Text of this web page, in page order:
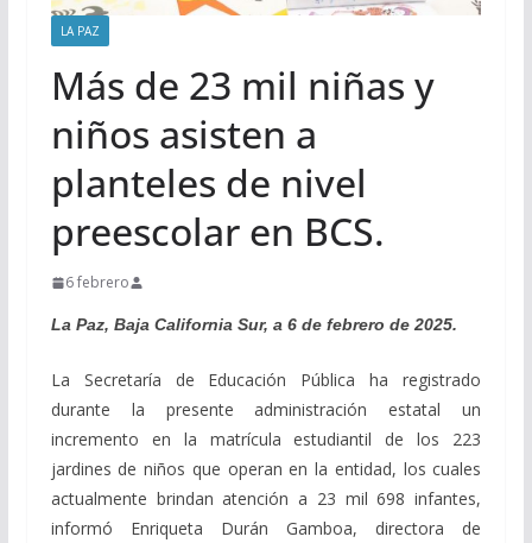
LA PAZ
Más de 23 mil niñas y
niños asisten a
planteles de nivel
preescolar en BCS.
6 febrero
La Paz, Baja California Sur, a 6 de febrero de 2025.
La Secretaría de Educación Pública ha registrado
durante la presente administración estatal un
incremento en la matrícula estudiantil de los 223
jardines de niños que operan en la entidad, los cuales
actualmente brindan atención a 23 mil 698 infantes,
informó Enriqueta Durán Gamboa, directora de